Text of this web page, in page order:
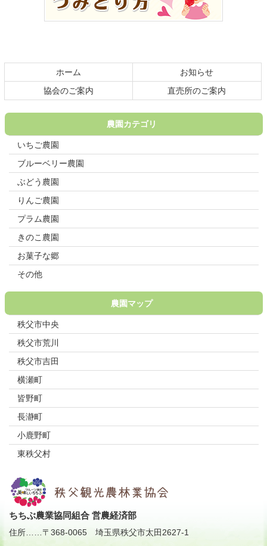
頭
る
ホーム
お知らせ
協会のご案内
直売所のご案内
農園カテゴリ
いちご農園
ブルーベリー農園
ぶどう農園
りんご農園
プラム農園
きのこ農園
お菓子な郷
その他
農園マップ
秩父市中央
秩父市荒川
秩父市吉田
横瀬町
皆野町
長瀞町
小鹿野町
東秩父村
ちちぶ農業協同組合 営農経済部
住所……〒368-0065 埼玉県秩父市太田2627-1